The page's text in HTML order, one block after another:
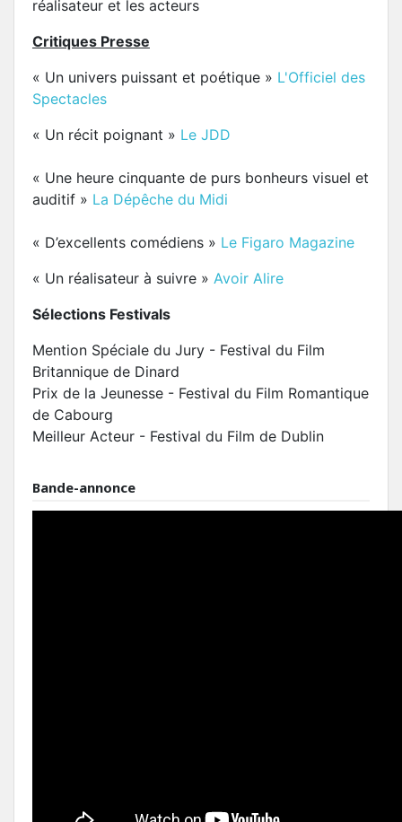
réalisateur et les acteurs
Critiques Presse
« Un univers puissant et poétique » L'Officiel des
Spectacles
« Un récit poignant » Le JDD
« Une heure cinquante de purs bonheurs visuel et
auditif » La Dépêche du Midi
« D’excellents comédiens » Le Figaro Magazine
« Un réalisateur à suivre » Avoir Alire
Sélections Festivals
Mention Spéciale du Jury - Festival du Film
Britannique de Dinard
Prix de la Jeunesse - Festival du Film Romantique
de Cabourg
Meilleur Acteur - Festival du Film de Dublin
Bande-annonce